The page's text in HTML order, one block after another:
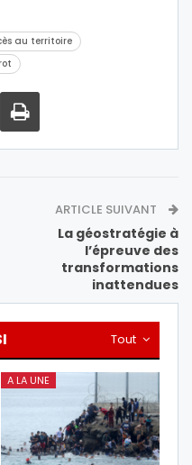
au territoire
ARTICLE SUIVANT
La géostratégie à
l’épreuve des
transformations
inattendues
Tout
A LA UNE